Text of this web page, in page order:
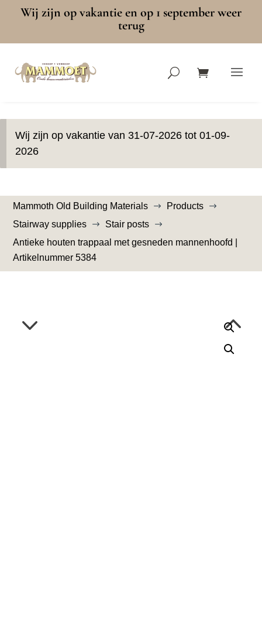
Wij zijn op vakantie en op 1 september weer
terug
Wij zijn op vakantie van 31-07-2026 tot 01-09-
2026
Mammoth Old Building Materials $ Products $
Stairway supplies $ Stair posts $
Antieke houten trappaal met gesneden mannenhoofd |
Artikelnummer 5384